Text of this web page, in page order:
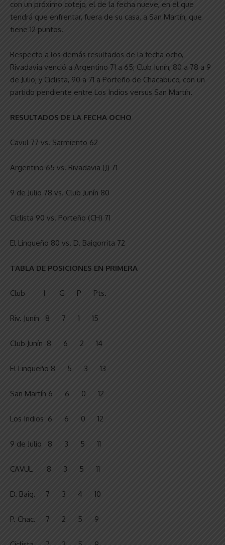
con un próximo cotejo, el de la fecha nueve, en el que
tendrá que enfrentar, fuera de su casa, a San Martín, que
tiene 12 puntos.
Respecto a los demás resultados de la fecha ocho,
Rivadavia venció a Argentino 71 a 65; Club Junín, 80 a 78 a 9
de Julio; y Ciclista, 90 a 71 a Porteño de Chacabuco, con un
partido pendiente entre Los Indios versus San Martín.
RESULTADOS DE LA FECHA OCHO
Cavul 77 vs. Sarmiento 62
Argentino 65 vs. Rivadavia (J) 71
9 de Julio 78 vs. Club Junín 80
Ciclista 90 vs. Porteño (CH) 71
El Linqueño 80 vs. D. Baigorrita 72
TABLA DE POSICIONES EN PRIMERA
Club J G P Pts.
Riv. Junín 8 7 1 15
Club Junín 8 6 2 14
El Linqueño 8 5 3 13
San Martín 6 6 0 12
Los Indios 6 6 0 12
9 de Julio 8 3 5 11
CAVUL 8 3 5 11
D. Baig. 7 3 4 10
P. Chac. 7 2 5 9